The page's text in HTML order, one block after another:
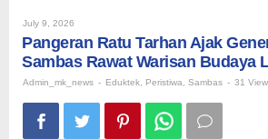
Ajak
Generasi
Sambas
Rawat
Warisan
July 9, 2026
Pangeran Ratu Tarhan Ajak
Sambas Rawat Warisan Budaya
Admin_mk_news - Eduktek Peristiwa Sambas - 31